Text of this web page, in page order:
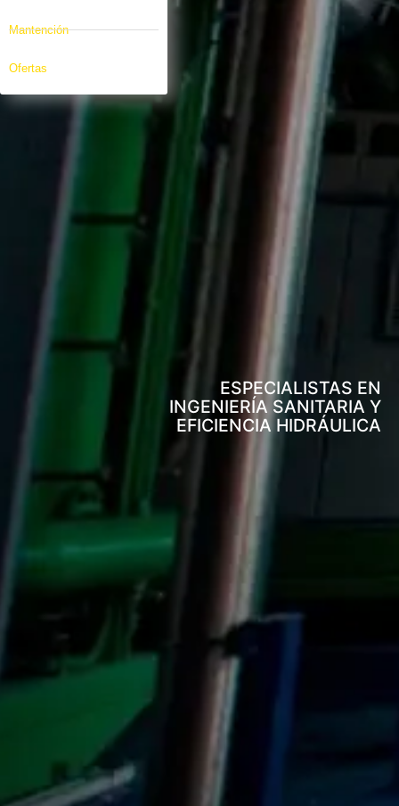
Mantención
Ofertas
ESPECIALISTAS EN
INGENIERÍA SANITARIA Y
EFICIENCIA HIDRÁULICA